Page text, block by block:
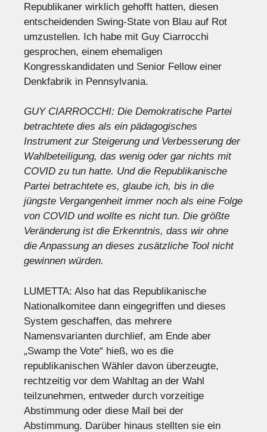
Republikaner wirklich gehofft hatten, diesen
entscheidenden Swing-State von Blau auf Rot
umzustellen. Ich habe mit Guy Ciarrocchi
gesprochen, einem ehemaligen
Kongresskandidaten und Senior Fellow einer
Denkfabrik in Pennsylvania.
GUY CIARROCCHI: Die Demokratische Partei
betrachtete dies als ein pädagogisches
Instrument zur Steigerung und Verbesserung der
Wahlbeteiligung, das wenig oder gar nichts mit
COVID zu tun hatte. Und die Republikanische
Partei betrachtete es, glaube ich, bis in die
jüngste Vergangenheit immer noch als eine Folge
von COVID und wollte es nicht tun. Die größte
Veränderung ist die Erkenntnis, dass wir ohne
die Anpassung an dieses zusätzliche Tool nicht
gewinnen würden.
LUMETTA: Also hat das Republikanische
Nationalkomitee dann eingegriffen und dieses
System geschaffen, das mehrere
Namensvarianten durchlief, am Ende aber
„Swamp the Vote“ hieß, wo es die
republikanischen Wähler davon überzeugte,
rechtzeitig vor dem Wahltag an der Wahl
teilzunehmen, entweder durch vorzeitige
Abstimmung oder diese Mail bei der
Abstimmung. Darüber hinaus stellten sie ein